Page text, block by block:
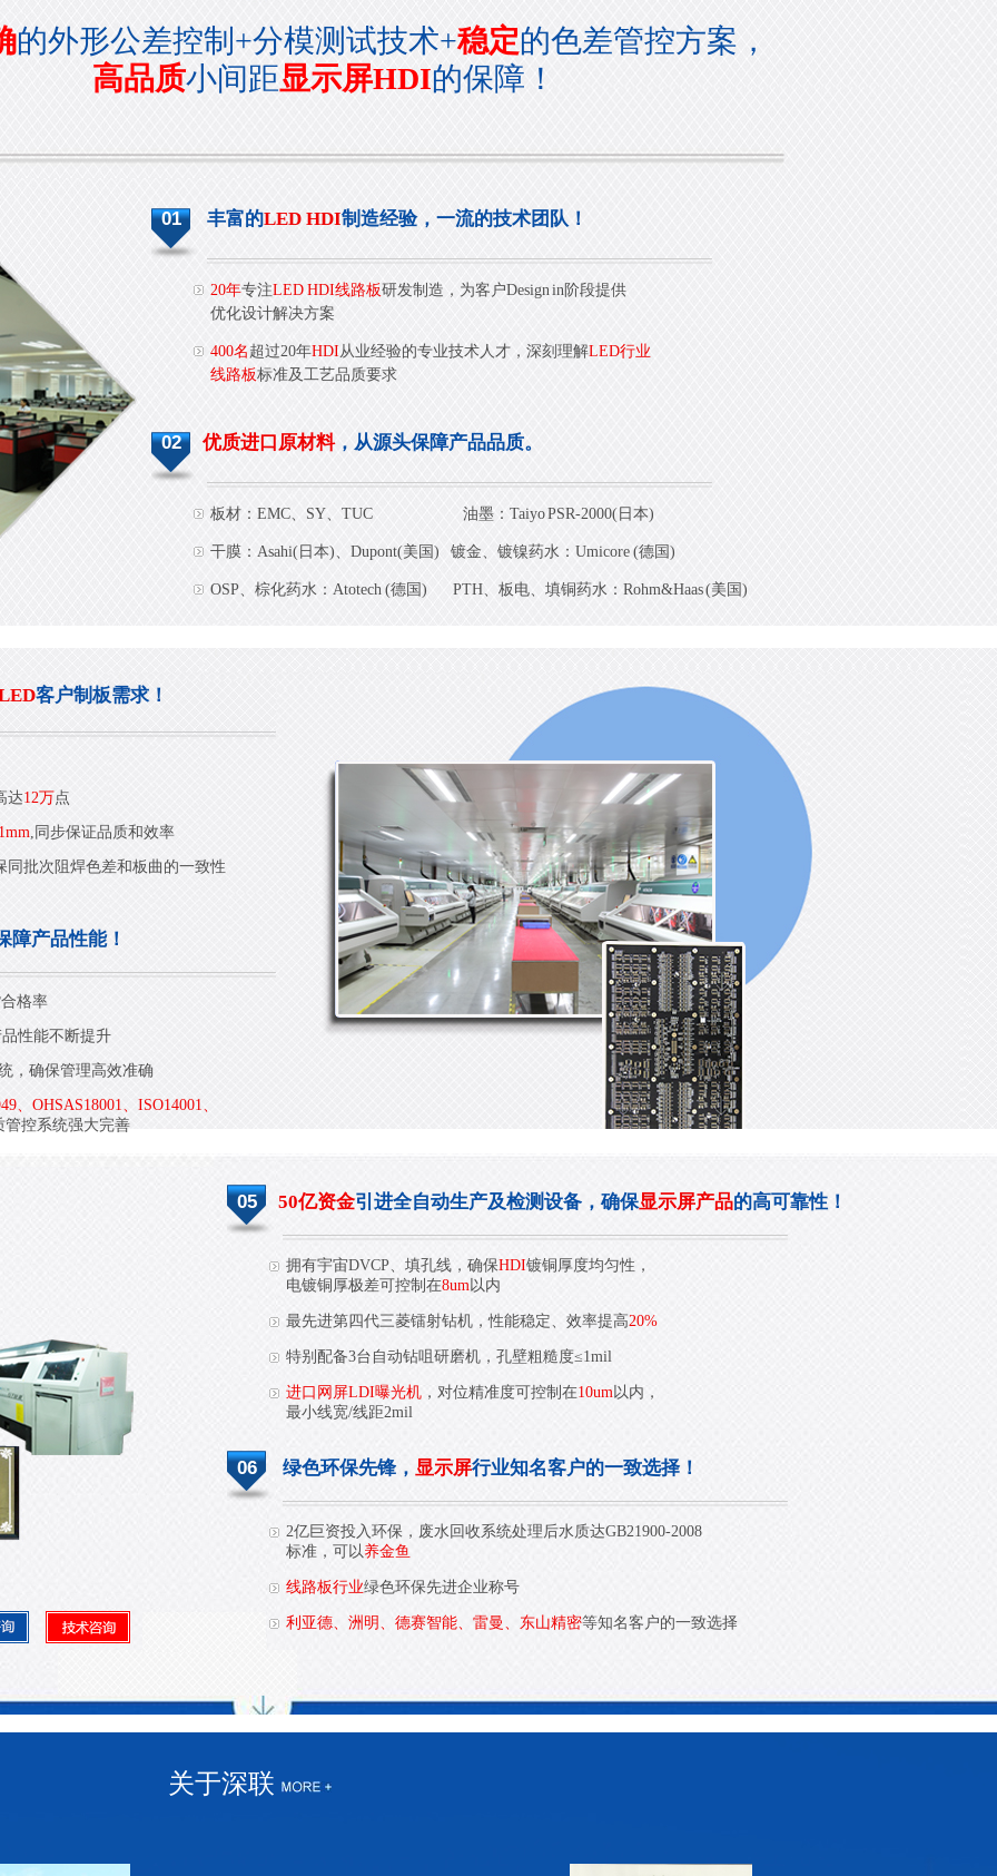
的外形公差控制+分模测试技术+稳定的色差管控方案，
高品质小间距显示屏HDI的保障！
01 丰富的LED HDI制造经验，一流的技术团队！
20年专注LED HDI线路板研发制造，为客户Design in阶段提供
优化设计解决方案
400名 超过20年HDI从业经验的专业技术人才，深刻理解LED行业
线路板标准及工艺品质要求
02 优质进口原材料，从源头保障产品品质。
板材：EMC、SY、TUC 油墨：Taiyo PSR-2000(日本)
干膜：Asahi(日本)、Dupont(美国) 镀金、镀镍药水：Umicore (德国)
OSP、棕化药水：Atotech (德国) PTH、板电、填铜药水：Rohm&Haas (美国)
客户制板需求！
达12万点
,同步保证品质和效率
批次阻焊色差和板曲的一致性
障产品性能！
格率
性能不断提升
，确保管理高效准确
、OHSAS18001、ISO14001、
管控系统强大完善
05 50亿资金引进全自动生产及检测设备，确保显示屏产品的高可靠性！
拥有宇宙DVCP、填孔线，确保HDI镀铜厚度均匀性，
电镀铜厚极差可控制在8um以内
最先进第四代三菱镭射钻机，性能稳定、效率提高20%
特别配备3台自动钻咀研磨机，孔壁粗糙度≤1mil
进口网屏LDI曝光机 ，对位精准度可控制在10um以内，
最小线宽/线距2mil
06 绿色环保先锋， 显示屏行业知名客户的一致选择！
2亿巨资投入环保，废水回收系统处理后水质达GB21900-2008
标准，可以养金鱼
线路板行业绿色环保先进企业称号
利亚德、洲明、德赛智能、雷曼、东山精密等知名客户的一致选择
关于深联
汽车雷达线路板厂讲汽车雷达能“看到”多远？
查看详情 >>
速度是多少？
带你了解信号在指纹识别软硬结合板上的传输